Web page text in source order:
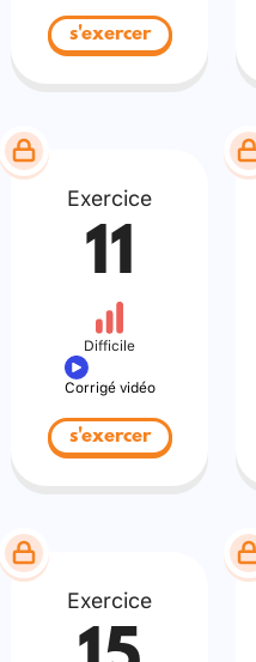
s'exercer
Exercice
11
Difficile
Corrigé vidéo
s'exercer
Exercice